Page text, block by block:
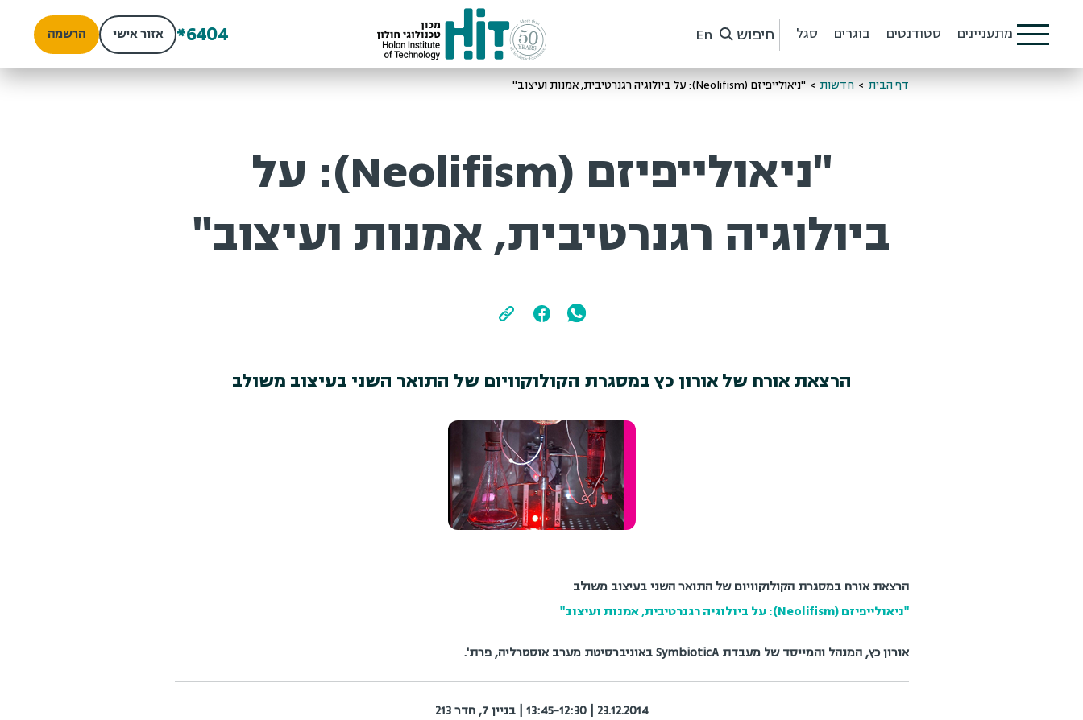
מתעניינים סטודנטים בוגרים סגל חיפוש En
*6404 אזור אישי הרשמה
דף הבית > חדשות > "ניאולייפיזם (Neolifism): על ביולוגיה רגנרטיבית, אמנות ועיצוב"
"ניאולייפיזם (Neolifism): על
ביולוגיה רגנרטיבית, אמנות ועיצוב"
הרצאת אורח של אורון כץ במסגרת הקולוקוויום של התואר השני בעיצוב משולב
הרצאת אורחבמסגרת הקולוקוויום של התואר השני בעיצוב משולב
"ניאולייפיזם (Neolifism): על ביולוגיה רגנרטיבית, אמנות ועיצוב"
אורון כץ, המנהל והמייסד של מעבדת SymbioticA באוניברסיטת מערב אוסטרליה, פרת'.
23.12.2014 | 13:45-12:30 | בניין 7, חדר 213